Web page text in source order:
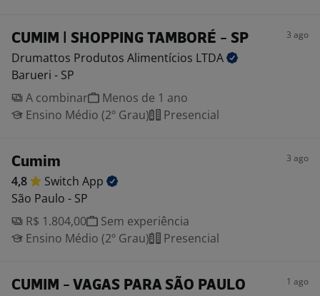
CUMIM | SHOPPING TAMBORÉ - SP 3 ago
Drumattos Produtos Alimentícios LTDA
Barueri - SP
A combinar
Menos de 1 ano
Ensino Médio (2º Grau)
Presencial
Cumim 3 ago
4,8 Switch App
São Paulo - SP
R$ 1.804,00
Sem experiência
Ensino Médio (2º Grau)
Presencial
CUMIM - VAGAS PARA SÃO PAULO 1 ago